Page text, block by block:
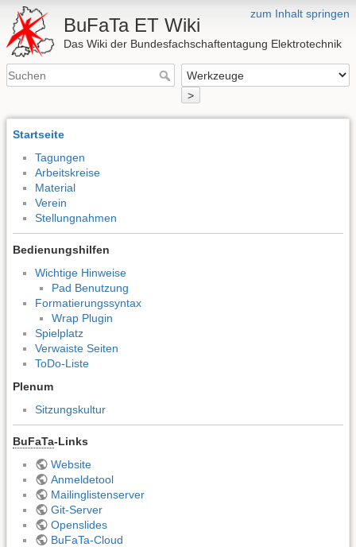
zum Inhalt springen
BuFaTa ET Wiki
Das Wiki der Bundesfachschaftentagung Elektrotechnik
>
Startseite
Tagungen
Arbeitskreise
Material
Verein
Stellungnahmen
Bedienungshilfen
Wichtige Hinweise
Pad Benutzung
Formatierungssyntax
Wrap Plugin
Spielplatz
Verwaiste Seiten
ToDo-Liste
Plenum
Sitzungskultur
BuFaTa-Links
Website
Anmeldetool
Mailinglistenserver
Git-Server
Openslides
BuFaTa-Cloud